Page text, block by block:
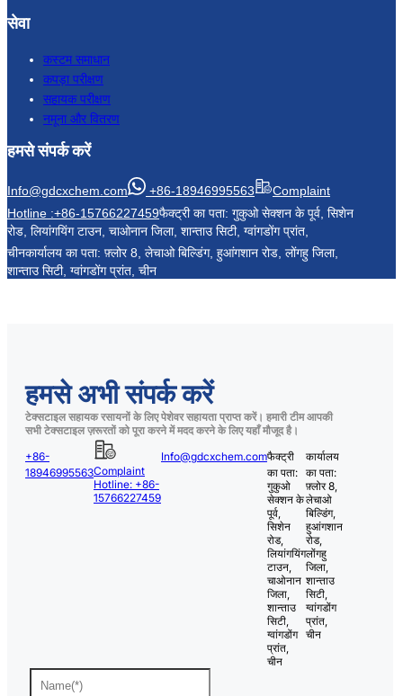
सेवा
कस्टम समाधान
कपड़ा परीक्षण
सहायक परीक्षण
नमूना और वितरण
हमसे संपर्क करें
Info@gdcxchem.com +86-18946995563
Complaint
Hotline :+86-15766227459फैक्ट्री का पता: गुकुओ सेक्शन के पूर्व, सिशेन
रोड, लियांगयिंग टाउन, चाओनान जिला, शान्ताउ सिटी, ग्वांगडोंग प्रांत,
चीनकार्यालय का पता: फ़्लोर 8, लेचाओ बिल्डिंग, हुआंगशान रोड, लोंगहु जिला,
शान्ताउ सिटी, ग्वांगडोंग प्रांत, चीन
हमसे अभी संपर्क करें
टेक्सटाइल सहायक रसायनों के लिए पेशेवर सहायता प्राप्त करें। हमारी टीम आपकी
सभी टेक्सटाइल ज़रूरतों को पूरा करने में मदद करने के लिए यहाँ मौजूद है।
+86-
18946995563Complaint
Hotline: +86-
15766227459
Info@gdcxchem.comफैक्ट्री
का पता:
गुकुओ
सेक्शन के
पूर्व,
सिशेन
रोड,
लियांगयिंग
टाउन,
चाओनान
जिला,
शान्ताउ
सिटी,
ग्वांगडोंग
प्रांत,
चीन
कार्यालय
का पता:
फ़्लोर 8,
लेचाओ
बिल्डिंग,
हुआंगशान
रोड,
लोंगहु
जिला,
शान्ताउ
सिटी,
ग्वांगडोंग
प्रांत,
चीन